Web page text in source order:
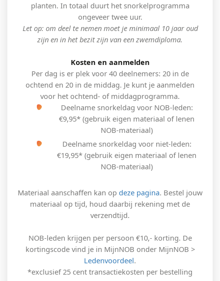
planten. In totaal duurt het snorkelprogramma
ongeveer twee uur.
Let op: om deel te nemen moet je minimaal 10 jaar oud
zijn en in het bezit zijn van een zwemdiploma.
Kosten en aanmelden
Per dag is er plek voor 40 deelnemers: 20 in de
ochtend en 20 in de middag. Je kunt je aanmelden
voor het ochtend- of middagprogramma.
Deelname snorkeldag voor NOB-leden:
€9,95* (gebruik eigen materiaal of lenen
NOB-materiaal)
Deelname snorkeldag voor niet-leden:
€19,95* (gebruik eigen materiaal of lenen
NOB-materiaal)
Materiaal aanschaffen kan op deze pagina. Bestel jouw
materiaal op tijd, houd daarbij rekening met de
verzendtijd.
NOB-leden krijgen per persoon €10,- korting. De
kortingscode vind je in MijnNOB onder MijnNOB >
Ledenvoordeel.
*exclusief 25 cent transactiekosten per bestelling